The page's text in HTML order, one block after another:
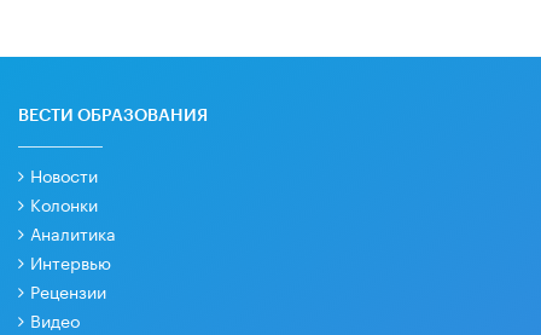
ВЕСТИ ОБРАЗОВАНИЯ
Новости
Колонки
Аналитика
Интервью
Рецензии
Видео